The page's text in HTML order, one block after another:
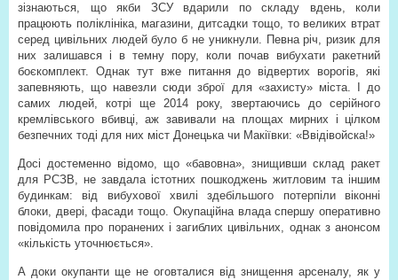
зізнаються, що якби ЗСУ вдарили по складу вдень, коли
працюють поліклініка, магазини, дитсадки тощо, то великих втрат
серед цивільних людей було б не уникнули. Певна річ, ризик для
них залишався і в темну пору, коли почав вибухати ракетний
боєкомплект. Однак тут вже питання до відвертих ворогів, які
запевняють, що навезли сюди зброї для «захисту» міста. І до
самих людей, котрі ще 2014 року, звертаючись до серійного
кремлівського вбивці, аж завивали на площах мирних і цілком
безпечних тоді для них міст Донецька чи Макіївки: «Ввідівойска!»
Досі достеменно відомо, що «бавовна», знищивши склад ракет
для РСЗВ, не завдала істотних пошкоджень житловим та іншим
будинкам: від вибухової хвилі здебільшого потерпіли віконні
блоки, двері, фасади тощо. Окупаційна влада спершу оперативно
повідомила про поранених і загиблих цивільних, однак з анонсом
«кількість уточнюється».
А доки окупанти ще не оговталися від знищення арсеналу, як у